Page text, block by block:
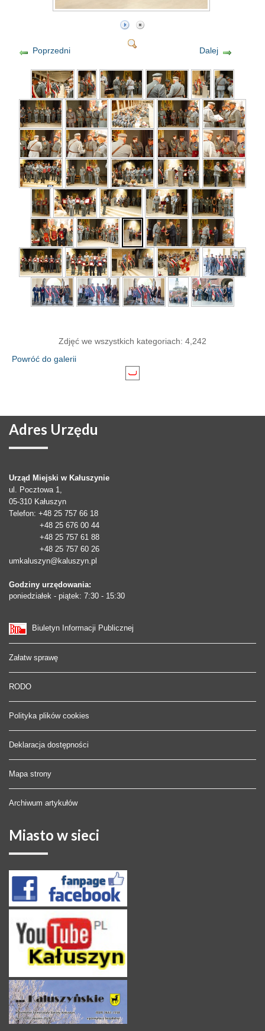
Poprzedni Dalej
Zdjęć we wszystkich kategoriach: 4,242
Powróć do galerii
Adres Urzędu
Urząd Miejski w Kałuszynie
ul. Pocztowa 1,
05-310 Kałuszyn
Telefon: +48 25 757 66 18
+48 25 676 00 44
+48 25 757 61 88
+48 25 757 60 26
umkaluszyn@kaluszyn.pl
Godziny urzędowania:
poniedziałek - piątek: 7:30 - 15:30
Biuletyn Informacji Publicznej
Załatw sprawę
RODO
Polityka plików cookies
Deklaracja dostępności
Mapa strony
Archiwum artykułów
Miasto w sieci